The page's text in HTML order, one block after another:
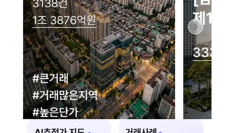
네이버 지도 연결 안내
현재 네이버 지도 연결이 원활하지 않아 지도를 불러올 수 없습니다.
이용에 불편을 드려 죄송합니다.
다시 시도